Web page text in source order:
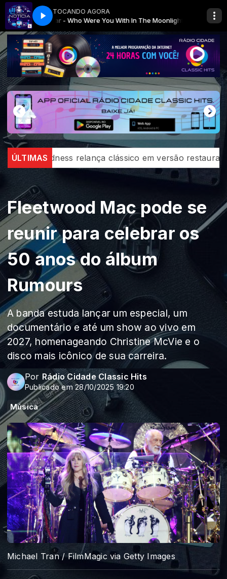
Por dento da Notícia Por dento da Notícia
TOCANDO AGORA
Dollar - Who Were You With In The MoonlightDollar - Who Were You
ÚLTIMAS
clássico em versão restaurada Eagles
Fleetwood Mac pode se
reunir para celebrar os
50 anos do álbum
Rumours
A banda estuda lançar um especial, um
documentário e até um show ao vivo em
2027, homenageando Christine McVie e o
disco mais icônico de sua carreira.
Por Rádio Cidade Classic Hits
Publicado em 28/10/2025 19:20
Música
Michael Tran / FilmMagic via Getty Images